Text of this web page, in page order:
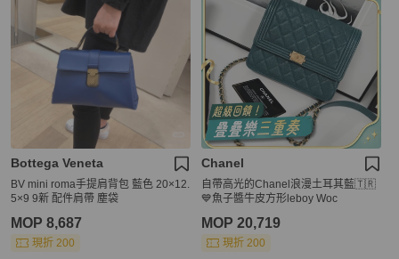
Bottega Veneta
BV mini roma手提肩背包 藍色 20×12.
5×9 9新 配件肩帶 塵袋
MOP 8,687
現折 200
Chanel
自帶高光的Chanel浪漫土耳其藍🇹🇷
💙魚子醬牛皮方形leboy Woc
MOP 20,719
現折 200